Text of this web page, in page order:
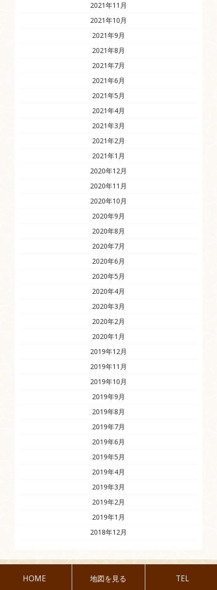
2021年11月
2021年10月
2021年9月
2021年8月
2021年7月
2021年6月
2021年5月
2021年4月
2021年3月
2021年2月
2021年1月
2020年12月
2020年11月
2020年10月
2020年9月
2020年8月
2020年7月
2020年6月
2020年5月
2020年4月
2020年3月
2020年2月
2020年1月
2019年12月
2019年11月
2019年10月
2019年9月
2019年8月
2019年7月
2019年6月
2019年5月
2019年4月
2019年3月
2019年2月
2019年1月
2018年12月
HOME 地図を見る TEL